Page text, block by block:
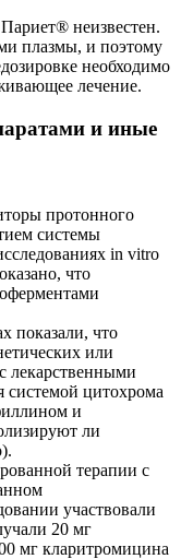
неизвестен.
плазмы, и поэтому
необходимо
лечение.
и иные
протонного
системы
in vitro
что
показали, что
или
лекарственными
системой цитохрома
и
ли
терапии с
участвовали
20 мг
мг кларитромицина